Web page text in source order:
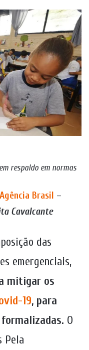
respaldo em normas
Agência Brasil –
Cavalcante
das
emergenciais,
mitigar os
19, para
O
Pela